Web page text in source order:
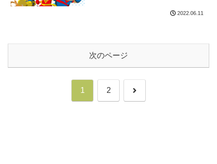
2022.06.11
次のページ
1 2 次